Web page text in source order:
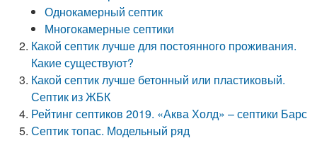
Однокамерный септик
Многокамерные септики
Какой септик лучше для постоянного проживания.
Какие существуют?
Какой септик лучше бетонный или пластиковый.
Септик из ЖБК
Рейтинг септиков 2019. «Аква Холд» – септики Барс
Септик топас. Модельный ряд